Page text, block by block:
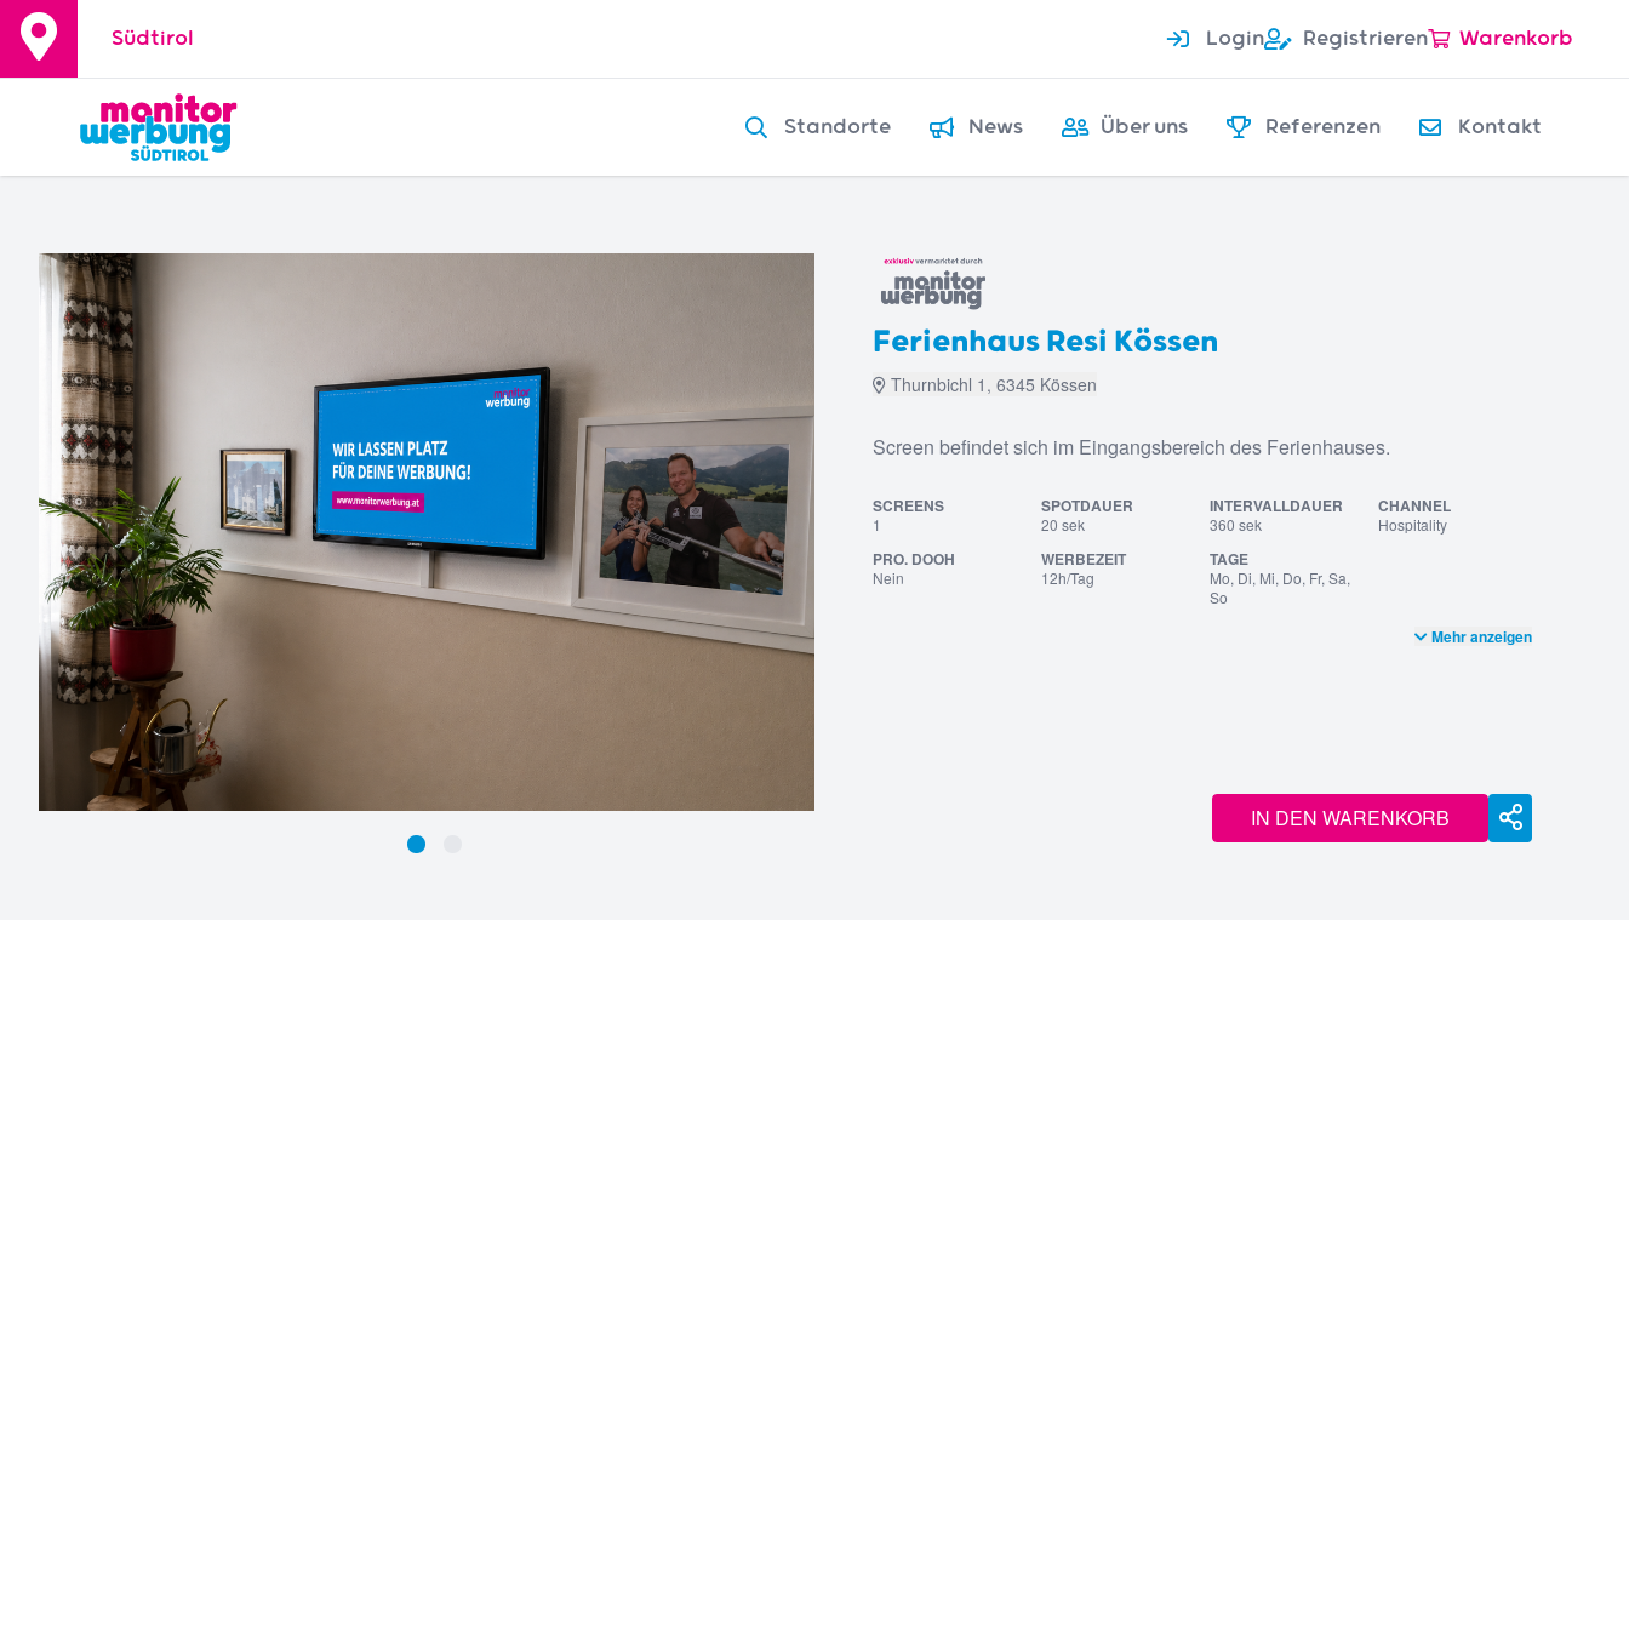
Südtirol Login Registrieren Warenkorb
Standorte News Über uns Referenzen Kontakt
+
−
Ferienhaus Resi Kössen
Thurnbichl 1, 6345 Kössen
Screen befindet sich im Eingangsbereich des Ferienhauses.
SCREENS
1
SPOTDAUER
20 sek
INTERVALLDAUER
360 sek
CHANNEL
Hospitality
PRO. DOOH
Nein
WERBEZEIT
12h/Tag
TAGE
Mo, Di, Mi, Do, Fr, Sa,
So
Mehr anzeigen
IN DEN WARENKORB